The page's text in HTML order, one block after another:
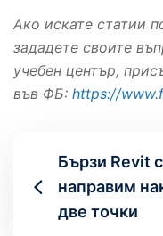
Ако искате статии
зададете своите
учебен център,
във ФБ: https://
Бързи Revit
направим
две точки